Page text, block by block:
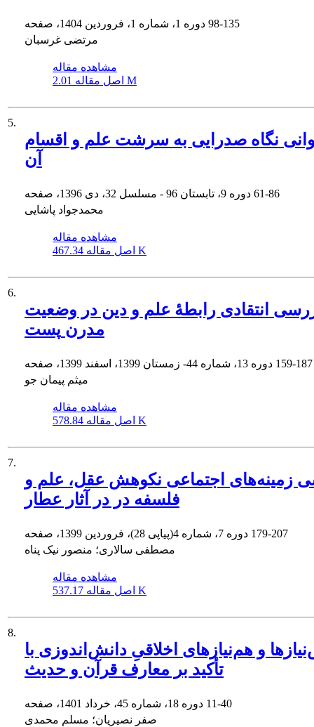
98-135
مرتضی غرسبان
مشاهده مقاله
اصل مقاله 2.01 M
5.
نگاه صدرایی به سرشت علم و اقسام
آن
61-86
محمدجواد پاشایی
مشاهده مقاله
اصل مقاله 467.34 K
6.
انتقادی رابطۀ علم و دین در وضعیت
پست ‎مدرن
159-187
میثم پیمان جو
مشاهده مقاله
اصل مقاله 578.84 K
7.
زمینه‌های اجتماعی نکوهش عقل، علم و
فلسفه در در آثار عطار
179-207
مصطفی سالاری؛ منصور نیک پناه
مشاهده مقاله
اصل مقاله 537.17 K
8.
و هم‌نیازهای اخلاقیِ دانش‌اندوزی با
تأکید بر معارف قرآن و حدیث
11-40
صفر نصیریان؛ مسلم محمدی